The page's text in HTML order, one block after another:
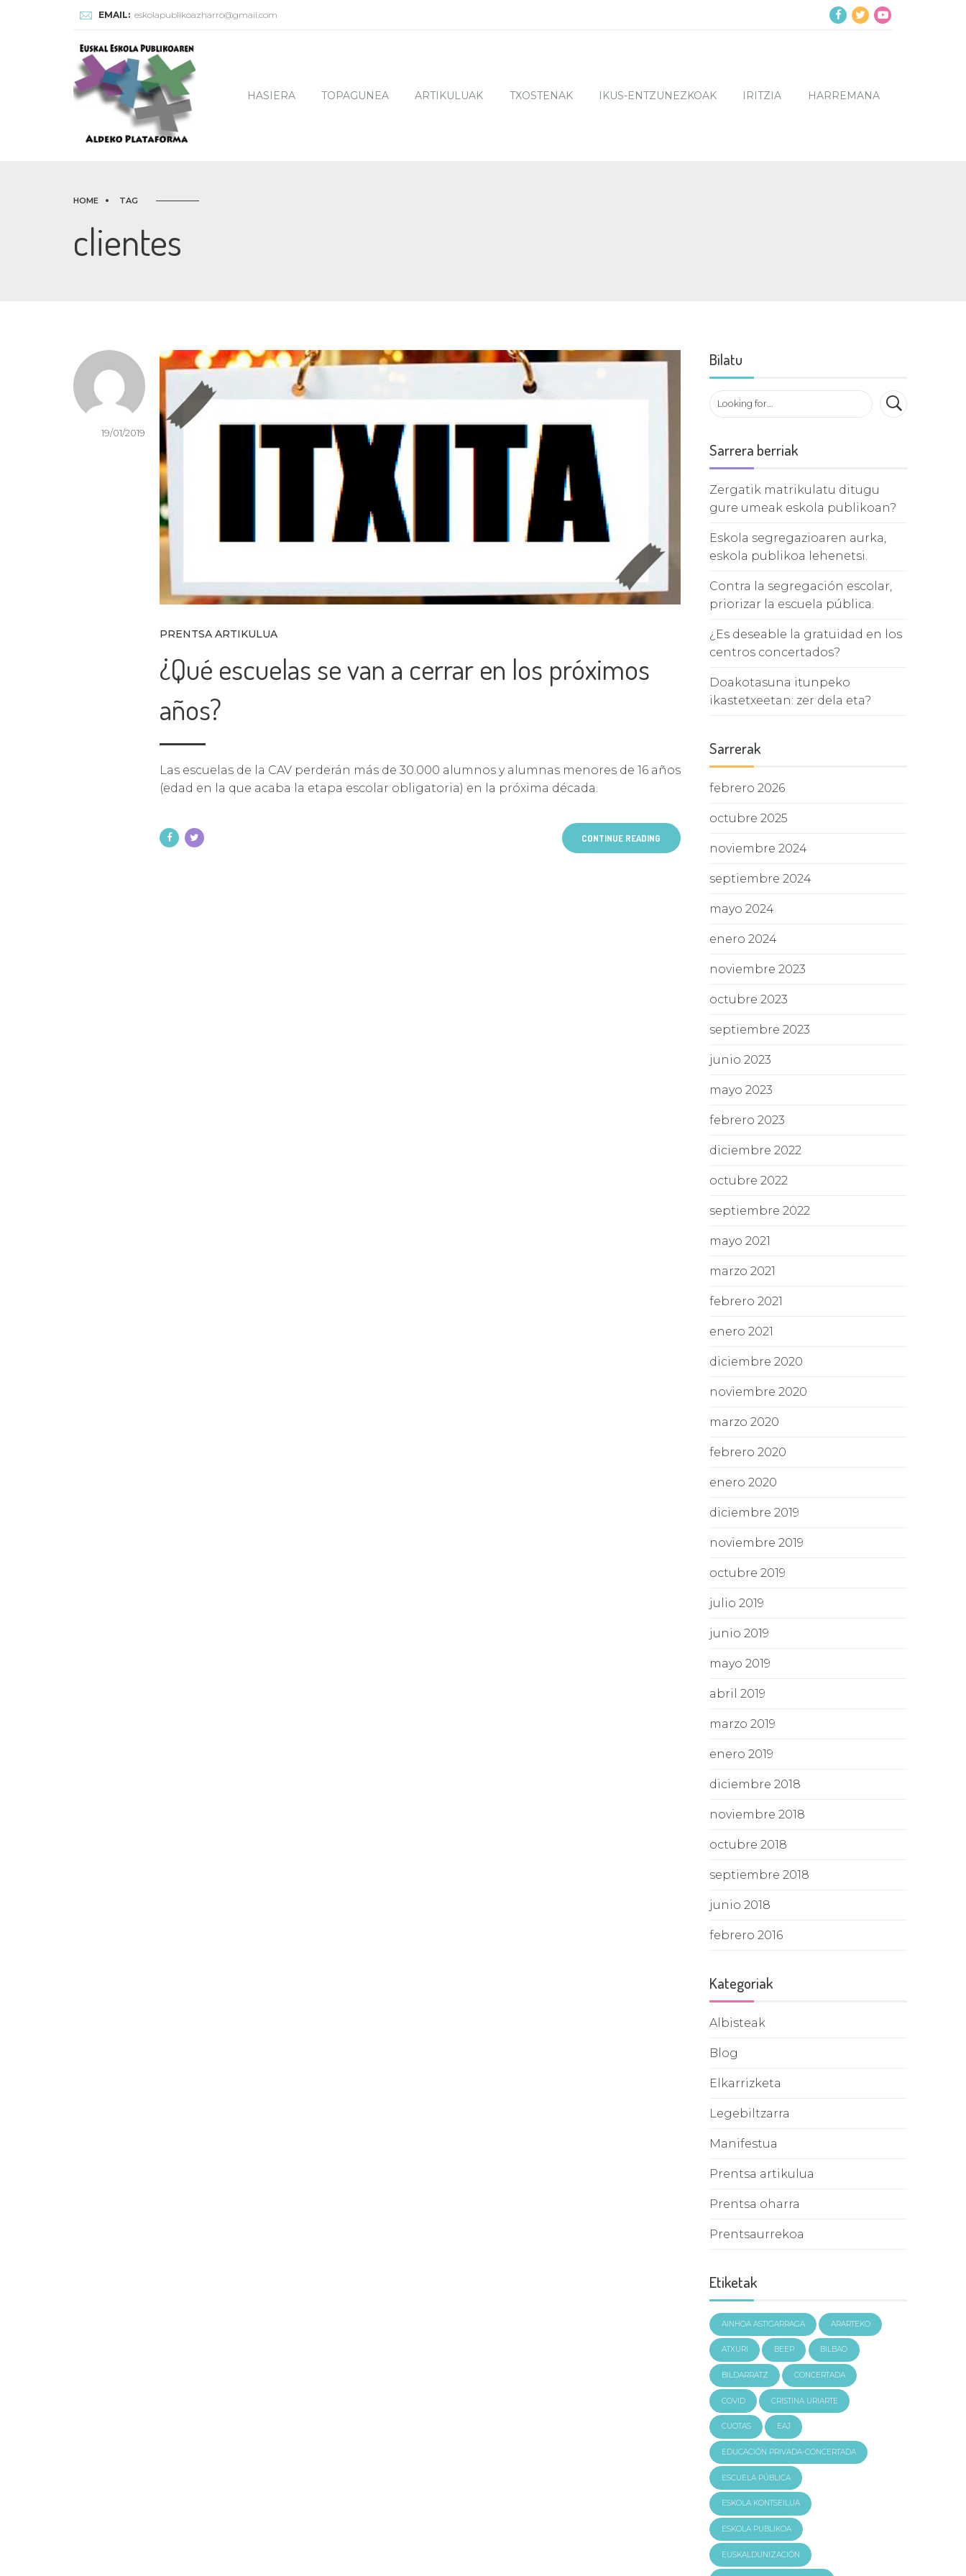
EMAIL: eskolapublikoazharro@gmail.com
HASIERA TOPAGUNEA ARTIKULUAK TXOSTENAK IKUS-ENTZUNEZKOAK IRITZIA HARREMANA
HOME TAG
clientes
19/01/2019
PRENTSA ARTIKULUA
¿Qué escuelas se van a cerrar en los próximos
años?
Las escuelas de la CAV perderán más de 30.000 alumnos y alumnas menores de 16 años
(edad en la que acaba la etapa escolar obligatoria) en la próxima década.
CONTINUE READING
Bilatu
Sarrera berriak
Zergatik matrikulatu ditugu
gure umeak eskola publikoan?
Eskola segregazioaren aurka,
eskola publikoa lehenetsi.
Contra la segregación escolar,
priorizar la escuela pública.
¿Es deseable la gratuidad en los
centros concertados?
Doakotasuna itunpeko
ikastetxeetan: zer dela eta?
Sarrerak
febrero 2026
octubre 2025
noviembre 2024
septiembre 2024
mayo 2024
enero 2024
noviembre 2023
octubre 2023
septiembre 2023
junio 2023
mayo 2023
febrero 2023
diciembre 2022
octubre 2022
septiembre 2022
mayo 2021
marzo 2021
febrero 2021
enero 2021
diciembre 2020
noviembre 2020
marzo 2020
febrero 2020
enero 2020
diciembre 2019
noviembre 2019
octubre 2019
julio 2019
junio 2019
mayo 2019
abril 2019
marzo 2019
enero 2019
diciembre 2018
noviembre 2018
octubre 2018
septiembre 2018
junio 2018
febrero 2016
Kategoriak
Albisteak
Blog
Elkarrizketa
Legebiltzarra
Manifestua
Prentsa artikulua
Prentsa oharra
Prentsaurrekoa
Etiketak
AINHOA ASTIGARRAGA ARARTEKO
ATXURI BEEP BILBAO
BILDARRATZ CONCERTADA
COVID CRISTINA URIARTE
CUOTAS EAJ
EDUCACIÓN PRIVADA-CONCERTADA
ESCUELA PÚBLICA
ESKOLA KONTSEILUA
ESKOLA PUBLIKOA
EUSKALDUNIZACIÓN